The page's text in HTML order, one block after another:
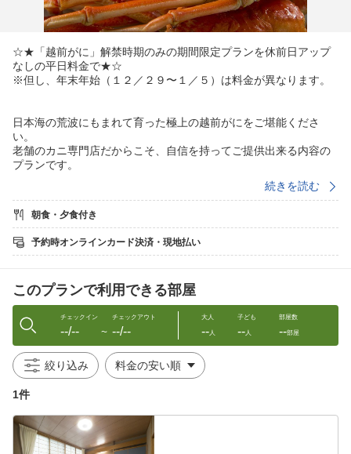
☆★「越前がに」解禁時期のみの期間限定プランを休前日アップ
なしの平日料金で★☆
※但し、年末年始（１２／２９〜１／５）は料金が異なります。
日本海の荒波にもまれて育った極上の越前がにをご堪能くださ
い。
老舗のカニ専門店だからこそ、自信を持ってご提供出来る内容の
プランです。
「身が一番おいしいサイズはこれ！」と
カニ一筋の目利き女将が推薦するサイズの越前がにを使用。
注：越前がにとは、福井県内の三国、越前、敦賀、小浜の４漁港
ます。
■■料理内容■■
○越前がに（ズワイガニ・セイコガニの茹でガニ各１パイずつ）
※セイコガニには禁猟期間があるため１２月末までのご提供と
なります。
テーキ」から、
お１つ選択頂いております。ご予約の際にお知らせくださ
い。
続きを読む
朝食・夕食付き
予約時オンラインカード決済・現地払い
このプランで利用できる部屋
チェックイン
--/-- 〜
チェックアウト
--/--
大人
--人
子ども
--人
部屋数
--部屋
絞り込み
1件